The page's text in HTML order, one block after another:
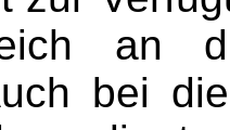
an
bei